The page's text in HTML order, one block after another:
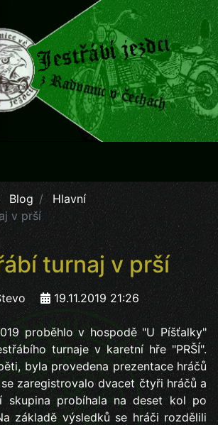
Blog
Hlavní
v prší
turnaj v prší
19.11.2019 21:26
proběhlo v hospodě "U Píšťalky"
turnaje v karetní hře "PRŠÍ".
byla provedena prezentace hráčů
zaregistrovalo dvacet čtyři hráčů a
skupina probíhala na deset kol po
základě výsledků se hráči rozdělili